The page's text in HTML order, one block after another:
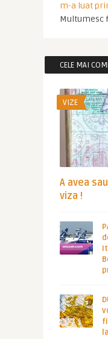
m-a luat
Multumesc
CELE MAI
VIZE
A avea
viza !